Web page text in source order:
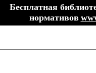
Бесплатная
нормативов